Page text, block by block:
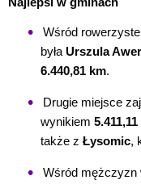
Wśród
była Urszula
6.440,81 km.
Drugie miejsce
wynikiem
także z Łysomic,
Wśród mężczyzn